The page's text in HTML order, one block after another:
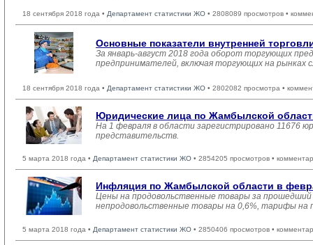
18 сентября 2018 года • Департамент статистики ЖО • 2808089 просмотров •
Основные показатели внутренней
За январь-август 2018 года оборот торгующих
предпринимателей, включая торгующих на рынках
18 сентября 2018 года • Департамент статистики ЖО • 2802082 просмотра •
Юридические лица по Жамбылской
На 1 февраля в области зарегистрировано 11676
представительств.
5 марта 2018 года • Департамент статистики ЖО • 2854205 просмотров •
Инфляция по Жамбылской области в
Цены на продовольственные товары за прошедший
непродовольственные товары на 0,6%, тарифы на
5 марта 2018 года • Департамент статистики ЖО • 2850406 просмотров •